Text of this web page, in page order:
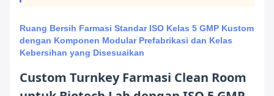
Ruang Bersih Farmasi Standar ISO Kelas 5 GMP Kustom
dengan Komponen Modular Prefabrikasi dan Kelas
Kebersihan yang Disesuaikan
Custom Turnkey Farmasi Clean Room